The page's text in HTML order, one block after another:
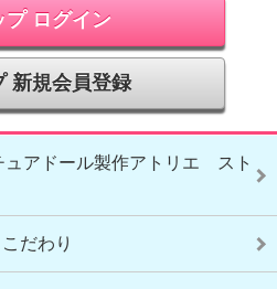
プ ログイン
新規会員登録
ュアドール製作アトリエ スト
だわり